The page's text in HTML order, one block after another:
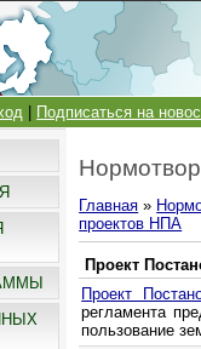
Подписаться на
Главная »
проектов НПА
Проект
Проект
регламента
пользование